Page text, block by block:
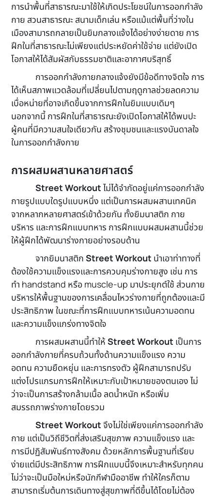
การนำพื้นที่สาธารณะมาใช้ให้เกิดประโยชน์ในการออกกำลัง
กาย สวนสาธารณะ สนามเด็กเล่น หรือแม้แต่พื้นที่ว่างใน
เมืองสามารถกลายเป็นยิมกลางแจ้งได้อย่างง่ายดาย การ
ฝึกในที่สาธารณะไม่เพียงแต่ประหยัดค่าใช้จ่าย แต่ยังเปิด
โอกาสให้ได้สัมผัสกับธรรมชาติและอากาศบริสุทธิ์
การออกกำลังกายกลางแจ้งยังมีข้อดีทางจิตใจ การ
ได้เห็นสภาพแวดล้อมที่เปลี่ยนไปตามฤดูกาลช่วยลดความ
เบื่อหน่ายที่อาจเกิดขึ้นจากการฝึกในยิมแบบเดิมๆ
นอกจากนี้ การฝึกในที่สาธารณะยังเปิดโอกาสให้ได้พบปะ
ผู้คนที่มีความสนใจเดียวกัน สร้างชุมชนและแรงบันดาลใจ
ในการออกกำลังกาย
การผสมผสานหลายศาสตร์
Street Workout ไม่ได้จำกัดอยู่แค่การออกกำลัง
กายรูปแบบใดรูปแบบหนึ่ง แต่เป็นการผสมผสานเทคนิค
จากหลากหลายศาสตร์เข้าด้วยกัน ทั้งยิมนาสติก กาย
บริหาร และการฝึกแบบทหาร การฝึกแบบผสมผสานนี้ช่วย
ให้ผู้ฝึกได้พัฒนาร่างกายอย่างรอบด้าน
จากยิมนาสติกStreet Workout นำเอาท่าทางที่
ต้องใช้ความแข็งแรงและการควบคุมร่างกายสูง เช่น การ
ทำ handstand หรือ muscle-up มาประยุกต์ใช้ ส่วนกาย
บริหารให้พื้นฐานของการเคลื่อนไหวร่างกายที่ถูกต้องและมี
ประสิทธิภาพ ในขณะที่การฝึกแบบทหารเน้นความอดทน
และความแข็งแกร่งทางจิตใจ
การผสมผสานนี้ทำให้Street Workout เป็นการ
ออกกำลังกายที่ครบถ้วนทั้งด้านความแข็งแรง ความ
อดทน ความยืดหยุ่น และการทรงตัว ผู้ฝึกสามารถปรับ
แต่งโปรแกรมการฝึกให้เหมาะกับเป้าหมายของตนเอง ไม่
ว่าจะเป็นการสร้างกล้ามเนื้อ ลดน้ำหนัก หรือเพิ่ม
สมรรถภาพร่างกายโดยรวม
Street Workout จึงไม่ใช่เพียงแค่การออกกำลัง
กาย แต่เป็นวิถีชีวิตที่ส่งเสริมสุขภาพ ความแข็งแรง และ
การมีปฏิสัมพันธ์ทางสังคม ด้วยหลักการพื้นฐานที่เรียบ
ง่ายแต่มีประสิทธิภาพ การฝึกแบบนี้จึงเหมาะสำหรับทุกคน
ไม่ว่าจะเป็นมือใหม่หรือนักกีฬามืออาชีพ ทำให้ใครก็ตาม
สามารถเริ่มต้นการเดินทางสู่สุขภาพที่ดีขึ้นได้โดยไม่ต้อง